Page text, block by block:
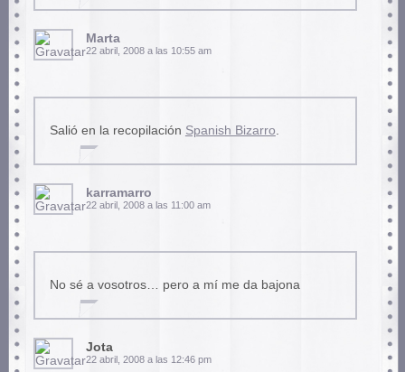
Marta
22 abril, 2008 a las 10:55 am
Salió en la recopilación Spanish Bizarro
karramarro
22 abril, 2008 a las 11:00 am
No sé a vosotros… pero a mí me da bajona
Jota
22 abril, 2008 a las 12:46 pm